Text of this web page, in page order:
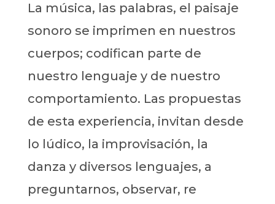
La música, las palabras, el paisaje
sonoro se imprimen en nuestros
cuerpos; codifican parte de
nuestro lenguaje y de nuestro
comportamiento. Las propuestas
de esta experiencia, invitan desde
lo lúdico, la improvisación, la
danza y diversos lenguajes, a
preguntarnos, observar, re